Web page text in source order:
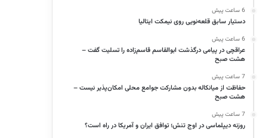
6 ساعت پیش
دستیار سابق قلعه‌نویی روی نیمکت ایتالیا
6 ساعت پیش
عراقچی در پیامی درگذشت ابوالقاسم قاسم‌زاده را تسلیت گفت –
هشت صبح
7 ساعت پیش
حفاظت از میانکاله بدون مشارکت جوامع محلی امکان‌پذیر نیست –
هشت صبح
7 ساعت پیش
روزنه دیپلماسی در اوج تنش؛ توافق ایران و آمریکا در راه است؟